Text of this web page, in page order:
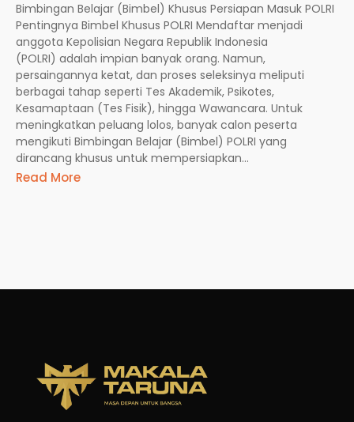
Bimbingan Belajar (Bimbel) Khusus Persiapan Masuk POLRI
Pentingnya Bimbel Khusus POLRI Mendaftar menjadi
anggota Kepolisian Negara Republik Indonesia
(POLRI) adalah impian banyak orang. Namun,
persaingannya ketat, dan proses seleksinya meliputi
berbagai tahap seperti Tes Akademik, Psikotes,
Kesamaptaan (Tes Fisik), hingga Wawancara. Untuk
meningkatkan peluang lolos, banyak calon peserta
mengikuti Bimbingan Belajar (Bimbel) POLRI yang
dirancang khusus untuk mempersiapkan...
Read More